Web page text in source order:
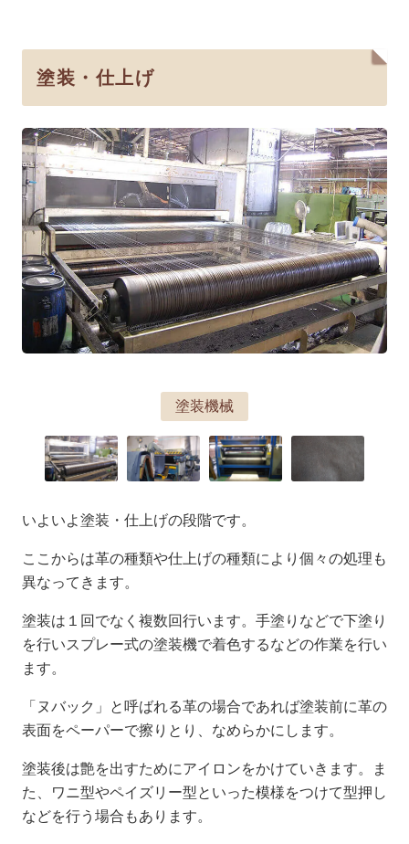
塗装・仕上げ
塗装機械
いよいよ塗装・仕上げの段階です。
ここからは革の種類や仕上げの種類により個々の処理も
異なってきます。
塗装は１回でなく複数回行います。手塗りなどで下塗り
を行いスプレー式の塗装機で着色するなどの作業を行い
ます。
「ヌバック」と呼ばれる革の場合であれば塗装前に革の
表面をペーパーで擦りとり、なめらかにします。
塗装後は艶を出すためにアイロンをかけていきます。ま
た、ワニ型やペイズリー型といった模様をつけて型押し
などを行う場合もあります。